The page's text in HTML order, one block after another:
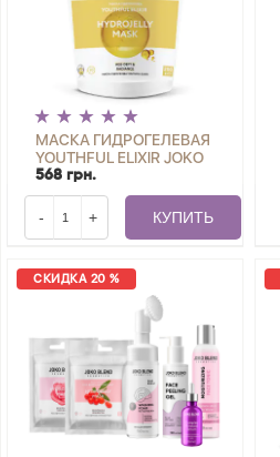
МАСКА ГИДРОГЕЛЕВАЯ
YOUTHFUL ELIXIR JOKO
BLEND 200 Г
568 грн.
- + КУПИТЬ
СКИДКА 20 %